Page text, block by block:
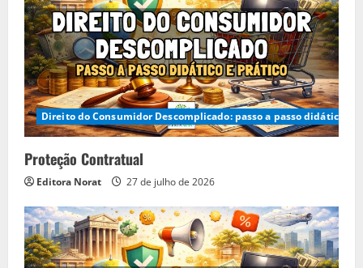
Direito do Consumidor Descomplicado: passo a passo didático e
Proteção Contratual
Editora Norat 27 de julho de 2026